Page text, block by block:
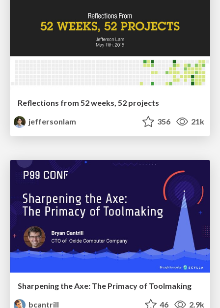
Reflections from 52 weeks, 52 projects
jeffersonlam
356 21k
Sharpening the Axe: The Primacy of Toolmaking
bcantrill
46 2.9k